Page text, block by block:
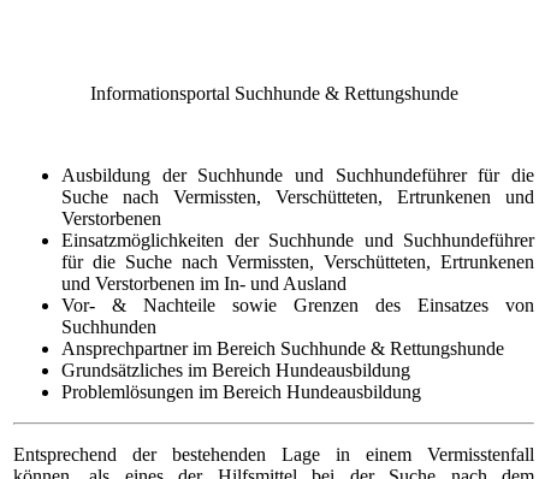
Informationsportal Suchhunde & Rettungshunde
Ausbildung der Suchhunde und Suchhundeführer für die
Suche nach Vermissten, Verschütteten, Ertrunkenen und
Verstorbenen
Einsatzmöglichkeiten der Suchhunde und Suchhundeführer
für die Suche nach Vermissten, Verschütteten, Ertrunkenen
und Verstorbenen im In- und Ausland
Vor- & Nachteile sowie Grenzen des Einsatzes von
Suchhunden
Ansprechpartner im Bereich Suchhunde & Rettungshunde
Grundsätzliches im Bereich Hundeausbildung
Problemlösungen im Bereich Hundeausbildung
Entsprechend der bestehenden Lage in einem Vermisstenfall